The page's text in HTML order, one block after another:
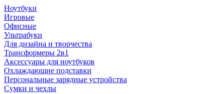
Ноутбуки
Игровые
Офисные
Ультрабуки
Для дизайна и творчества
Трансформеры 2в1
Аксессуары для ноутбуков
Охлаждающие подставки
Персональные зарядные устройства
Сумки и чехлы